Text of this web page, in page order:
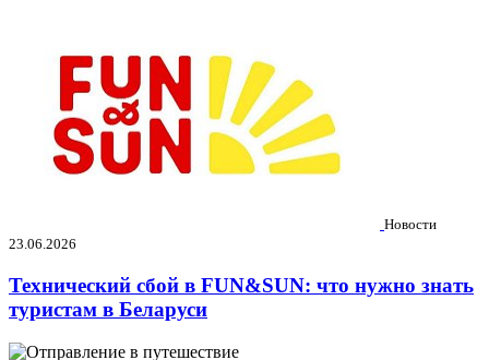
Новости
23.06.2026
Технический сбой в FUN&SUN: что нужно знать
туристам в Беларуси